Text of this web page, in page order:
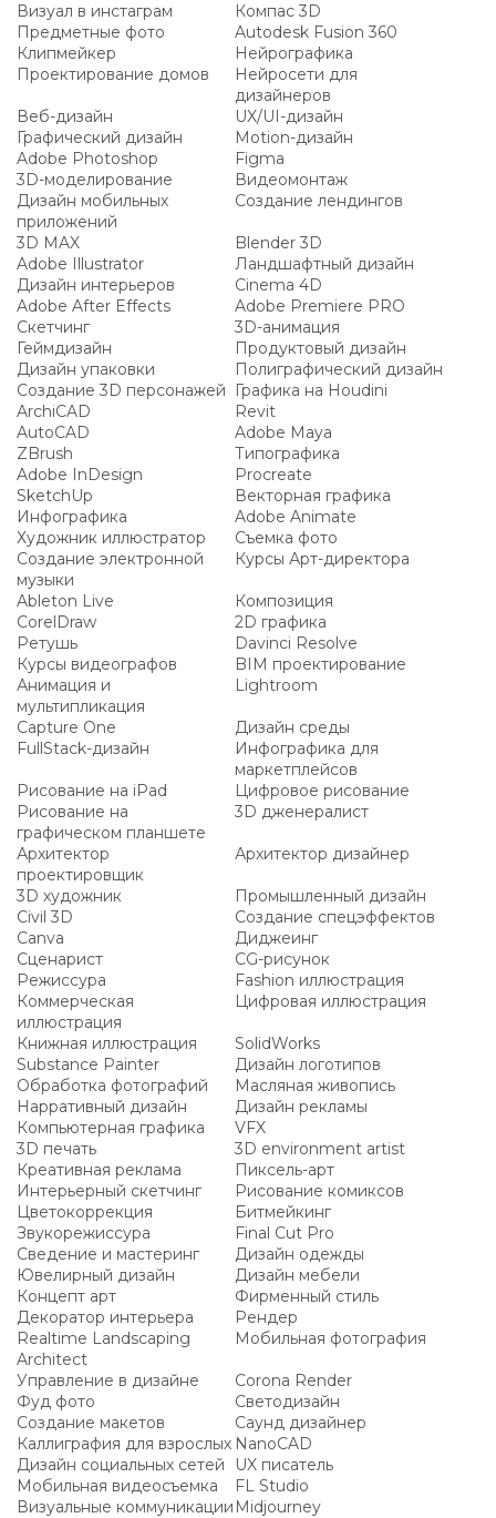
Визуал в инстаграм
Компас 3D
Предметные фото
Autodesk Fusion 360
Клипмейкер
Нейрографика
Проектирование домов
Нейросети для
дизайнеров
Веб-дизайн
UX/UI-дизайн
Графический дизайн
Motion-дизайн
Adobe Photoshop
Figma
3D-моделирование
Видеомонтаж
Дизайн мобильных
приложений
Создание лендингов
3D MAX
Blender 3D
Adobe Illustrator
Ландшафтный дизайн
Дизайн интерьеров
Cinema 4D
Adobe After Effects
Adobe Premiere PRO
Скетчинг
3D-анимация
Геймдизайн
Продуктовый дизайн
Дизайн упаковки
Полиграфический дизайн
Создание 3D персонажей
Графика на Houdini
ArchiCAD
Revit
AutoCAD
Adobe Maya
ZBrush
Типографика
Adobe InDesign
Procreate
SketchUp
Векторная графика
Инфографика
Adobe Animate
Художник иллюстратор
Съемка фото
Создание электронной
музыки
Курсы Арт-директора
Ableton Live
Композиция
CorelDraw
2D графика
Ретушь
Davinci Resolve
Курсы видеографов
BIM проектирование
Анимация и
мультипликация
Lightroom
Capture One
Дизайн среды
FullStack-дизайн
Инфографика для
маркетплейсов
Рисование на iPad
Цифровое рисование
Рисование на
графическом планшете
3D дженералист
Архитектор
проектировщик
Архитектор дизайнер
3D художник
Промышленный дизайн
Civil 3D
Создание спецэффектов
Canva
Диджеинг
Сценарист
CG-рисунок
Режиссура
Fashion иллюстрация
Коммерческая
иллюстрация
Цифровая иллюстрация
Книжная иллюстрация
SolidWorks
Substance Painter
Дизайн логотипов
Обработка фотографий
Масляная живопись
Нарративный дизайн
Дизайн рекламы
Компьютерная графика
VFX
3D печать
3D environment artist
Креативная реклама
Пиксель-арт
Интерьерный скетчинг
Рисование комиксов
Цветокоррекция
Битмейкинг
Звукорежиссура
Final Cut Pro
Сведение и мастеринг
Дизайн одежды
Ювелирный дизайн
Дизайн мебели
Концепт арт
Фирменный стиль
Декоратор интерьера
Рендер
Realtime Landscaping
Architect
Мобильная фотография
Управление в дизайне
Corona Render
Фуд фото
Светодизайн
Создание макетов
Саунд дизайнер
Каллиграфия для взрослых NanoCAD
Дизайн социальных сетей
UX писатель
Мобильная видеосъемка
FL Studio
Визуальные коммуникации Midjourney